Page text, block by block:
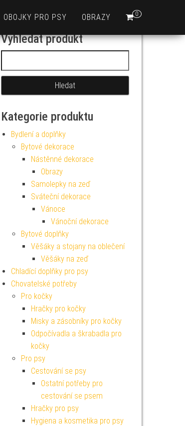
0
OBOJKY PRO PSY OBRAZY
Vyhledat produkt
Kategorie produktu
Bydlení a doplňky
Bytové dekorace
Nástěnné dekorace
Obrazy
Samolepky na zeď
Sváteční dekorace
Vánoce
Vánoční dekorace
Bytové doplňky
Věšáky a stojany na oblečení
Věšáky na zeď
Chladící doplňky pro psy
Chovatelské potřeby
Pro kočky
Hračky pro kočky
Misky a zásobníky pro kočky
Odpočívadla a škrabadla pro
kočky
Pro psy
Cestování se psy
Ostatní potřeby pro
cestování se psem
Hračky pro psy
Hygiena a kosmetika pro psy